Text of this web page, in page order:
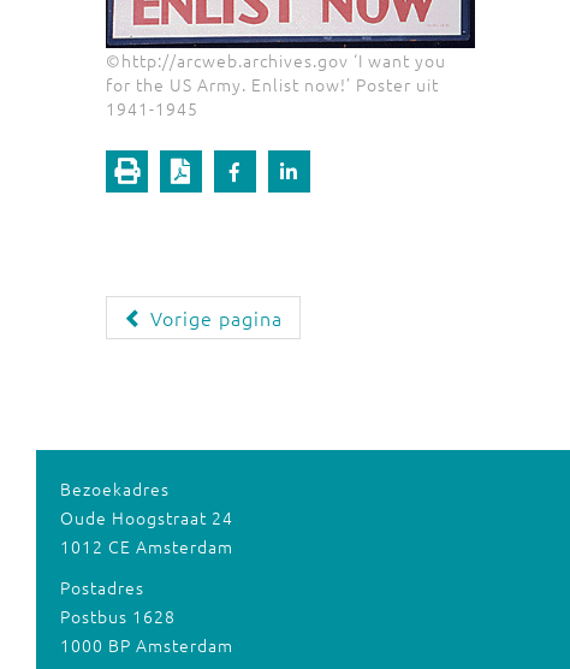
©http://arcweb.archives.gov ‘I want you
for the US Army. Enlist now!’ Poster uit
1941-1945
Vorige pagina
Bezoekadres
Oude Hoogstraat 24
1012 CE Amsterdam
Postadres
Postbus 1628
1000 BP Amsterdam